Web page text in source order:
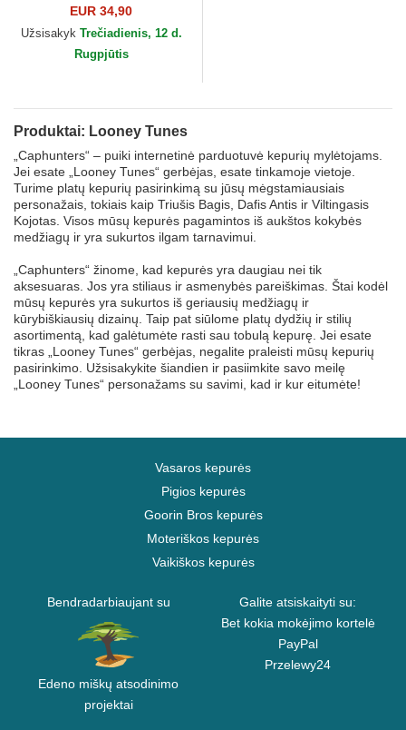
Tvytis Looney Tunes
Capslab
EUR 34,90
Užsisakyk Trečiadienis, 12 d.
Rugpjūtis
Produktai: Looney Tunes
„Caphunters“ – puiki internetinė parduotuvė kepurių mylėtojams.
Jei esate „Looney Tunes“ gerbėjas, esate tinkamoje vietoje.
Turime platų kepurių pasirinkimą su jūsų mėgstamiausiais
personažais, tokiais kaip Triušis Bagis, Dafis Antis ir Viltingasis
Kojotas. Visos mūsų kepurės pagamintos iš aukštos kokybės
medžiagų ir yra sukurtos ilgam tarnavimui.
„Caphunters“ žinome, kad kepurės yra daugiau nei tik
aksesuaras. Jos yra stiliaus ir asmenybės pareiškimas. Štai kodėl
mūsų kepurės yra sukurtos iš geriausių medžiagų ir
kūrybiškiausių dizainų. Taip pat siūlome platų dydžių ir stilių
asortimentą, kad galėtumėte rasti sau tobulą kepurę. Jei esate
tikras „Looney Tunes“ gerbėjas, negalite praleisti mūsų kepurių
pasirinkimo. Užsisakykite šiandien ir pasiimkite savo meilę
„Looney Tunes“ personažams su savimi, kad ir kur eitumėte!
Vasaros kepurės
Pigios kepurės
Goorin Bros kepurės
Moteriškos kepurės
Vaikiškos kepurės
Bendradarbiaujant su
Edeno miškų atsodinimo
projektai
Galite atsiskaityti su:
Bet kokia mokėjimo kortelė
PayPal
Przelewy24